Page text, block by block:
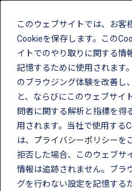
このウェブサイトでは、お客
Cookieを保存します。この
イトでのやり取りに関する情
記憶するために使用されます
のブラウジング体験を改善し
と、ならびにこのウェブサイ
問者に関する解析と指標を得
用されます。当社で使用する
は、 プライバシーポリシーを
拒否した場合、このウェブサ
情報は追跡されません。ブラ
グを行わない設定を記憶する
Seminar
セミナー